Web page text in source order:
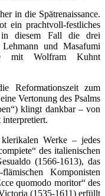
in die Spätrenaissance.
ein prachtvoll-festliches
diesem Fall die drei
und Masafumi
mit Wolfram Kuhnt
Reformationszeit zum
Vertonung des Psalms
klingt dankbar – von
Werke – jedes
des italienischen
(1566-1613), das
Komponisten
quomodo moritor“ des
(1535-1611) erfüllt